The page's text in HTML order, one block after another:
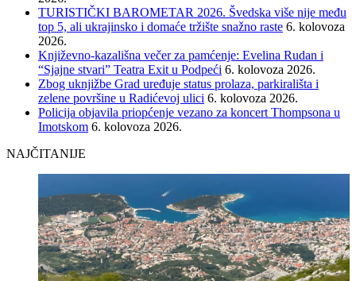
TURISTIČKI BAROMETAR 2026. Švedska više nije među
top 5, ali ukrajinsko i domaće tržište snažno raste 6. kolovoza
2026.
Književno-kazališna večer za pamćenje: Evelina Rudan i
“Sjajne stvari” Teatra Exit u Podpeći 6. kolovoza 2026.
Zbog uknjižbe Grad uređuje status prolaza, parkirališta i
zelene površine u Radićevoj ulici 6. kolovoza 2026.
Policija objavila priopćenje vezano za koncert Thompsona u
Imotskom 6. kolovoza 2026.
NAJČITANIJE